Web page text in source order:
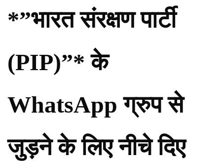
*”भारत संरक्षण पार्टी
(PIP)”* के
WhatsApp ग्रुप से
जुड़ने के लिए नीचे दिए